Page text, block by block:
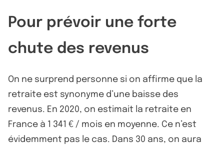
Pour prévoir une forte
chute des revenus
On ne surprend personne si on affirme que la
retraite est synonyme d’une baisse des
revenus. En 2020, on estimait la retraite en
France à 1 341 € / mois en moyenne. Ce n’est
évidemment pas le cas. Dans 30 ans, on aura